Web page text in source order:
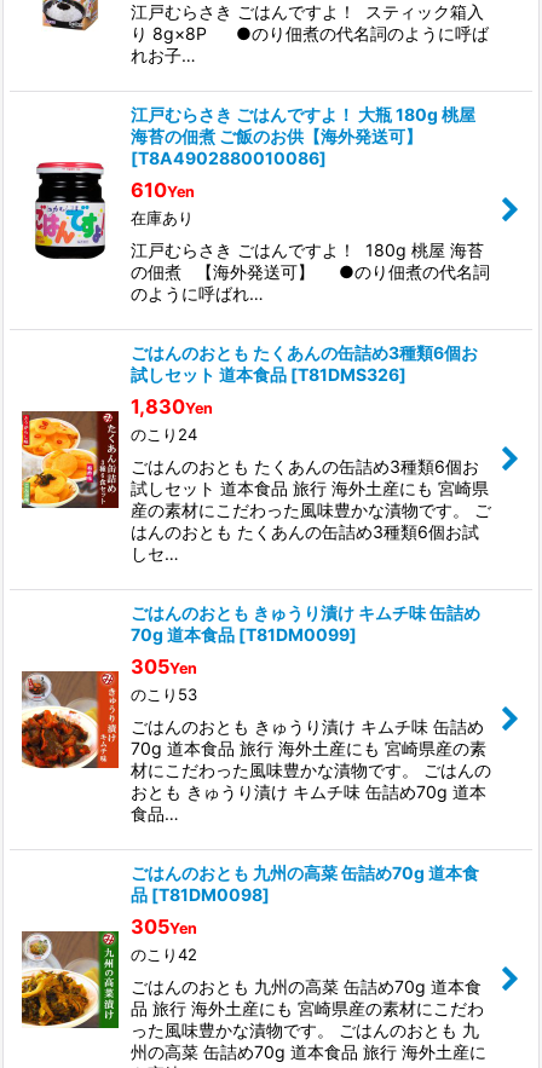
江戸むらさき ごはんですよ！ スティック箱入
り 8g×8P ●のり佃煮の代名詞のように呼ば
れお子…
江戸むらさき ごはんですよ！ 大瓶 180g 桃屋
海苔の佃煮 ご飯のお供【海外発送可】
[T8A4902880010086]
610Yen
在庫あり
江戸むらさき ごはんですよ！ 180g 桃屋 海苔
の佃煮 【海外発送可】 ●のり佃煮の代名詞
のように呼ばれ…
ごはんのおとも たくあんの缶詰め3種類6個お
試しセット 道本食品 [T81DMS326]
1,830Yen
のこり24
ごはんのおとも たくあんの缶詰め3種類6個お
試しセット 道本食品 旅行 海外土産にも 宮崎県
産の素材にこだわった風味豊かな漬物です。 ご
はんのおとも たくあんの缶詰め3種類6個お試
しセ…
ごはんのおとも きゅうり漬け キムチ味 缶詰め
70g 道本食品 [T81DM0099]
305Yen
のこり53
ごはんのおとも きゅうり漬け キムチ味 缶詰め
70g 道本食品 旅行 海外土産にも 宮崎県産の素
材にこだわった風味豊かな漬物です。 ごはんの
おとも きゅうり漬け キムチ味 缶詰め70g 道本
食品…
ごはんのおとも 九州の高菜 缶詰め70g 道本食
品 [T81DM0098]
305Yen
のこり42
ごはんのおとも 九州の高菜 缶詰め70g 道本食
品 旅行 海外土産にも 宮崎県産の素材にこだわ
った風味豊かな漬物です。 ごはんのおとも 九
州の高菜 缶詰め70g 道本食品 旅行 海外土産に